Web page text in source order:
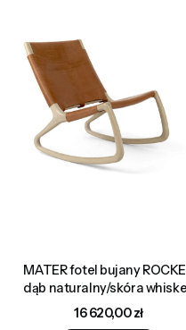
MATER fotel bujany
dąb naturalny/skóra
Cena
16 620,00 zł